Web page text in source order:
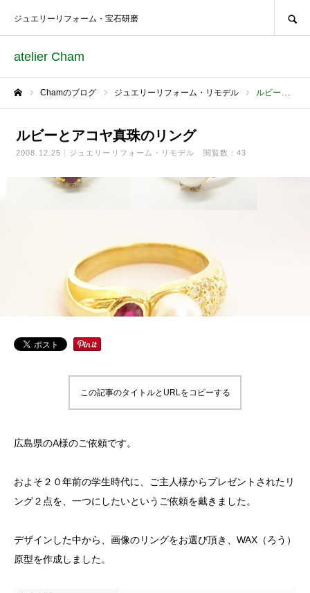
atelier Cham
ジュエリーリフォーム・宝石研磨
Chamのブログ ジュエリーリフォーム・リモデル ルビーとアコヤ真珠のリング
ルビーとアコヤ真珠のリング
2008.12.25 ジュエリーリフォーム・リモデル 閲覧数：43
この記事のタイトルとURLをコピーする
広島県のA様のご依頼です。
およそ２０年前の学生時代に、ご主人様からプレゼントされたリ
ング２点を、一つにしたいというご依頼を戴きました。
デザインした中から、画像のリングをお選び頂き、WAX（ろう）
原型を作成しました。